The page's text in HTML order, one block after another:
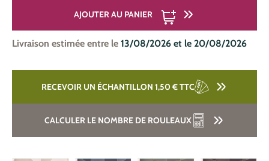
AJOUTER AU PANIER
Livraison estimée entre le 13/08/2026 et le 20/08/2026
RECEVOIR UN ÉCHANTILLON 1,50 €TTC
CALCULER LE NOMBRE DE ROULEAUX